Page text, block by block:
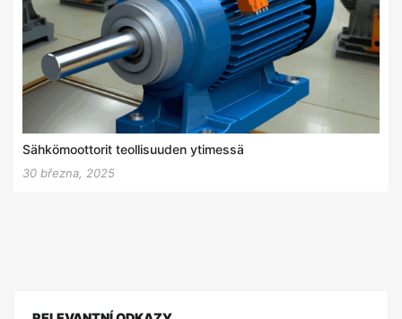
Sähkömoottorit teollisuuden ytimessä
30 března, 2025